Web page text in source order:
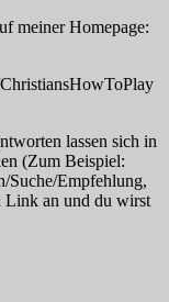
meiner Homepage:
lassen sich in
(Zum Beispiel:
Suche/Empfehlung,
Link an und du wirst